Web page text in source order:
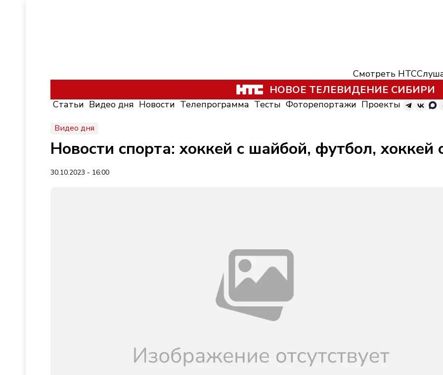
Смотреть НТС
НОВОЕ ТЕЛЕВИДЕНИЕ СИБИРИ
Статьи Видео дня Новости Телепрограмма Тесты Фоторепортажи Проекты
Видео дня
Новости спорта: хоккей с шайбой, футбол,
30.10.2023 - 16:00